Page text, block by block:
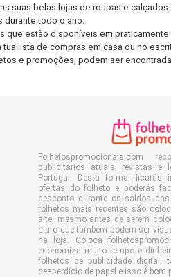
belas lojas de roupas e calçados.
durante todo o ano.
estão disponíveis em praticamente
lista de compras em casa ou no
e promoções, podem ser
Folhetospromocionais.com
publicitários atuais, revistas e
Portugal. Desta forma, ficarás
ofertas do folheto e poderás
desconto durante os saldos
folhetos mais recentes são
site, mesmo antes de serem
claro que também podem ser
na loja. Coloca
economiza muito tempo e
folhetos de publicidade digital,
desperdício de papel e isso é bom